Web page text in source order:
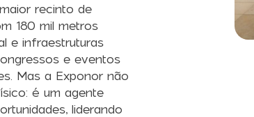
recinto de
180 mil metros
e infraestruturas
e eventos
Mas a Exponor não
é um agente
liderando